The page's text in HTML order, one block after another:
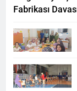
Fabrikası